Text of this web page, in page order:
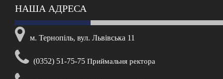
НАША АДРЕСА
м. Тернопіль, вул. Львівська 11
(0352) 51-75-75 Приймальня ректора